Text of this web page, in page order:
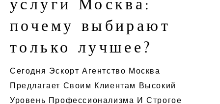
услуги Москва:
почему выбирают
только лучшее?
Сегодня Эскорт Агентство Москва
Предлагает Своим Клиентам Высокий
Уровень Профессионализма И Строгое